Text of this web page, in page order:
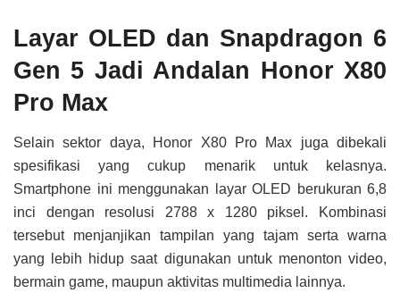
Layar OLED dan Snapdragon 6
Gen 5 Jadi Andalan Honor X80
Pro Max
Selain sektor daya, Honor X80 Pro Max juga dibekali
spesifikasi yang cukup menarik untuk kelasnya.
Smartphone ini menggunakan layar OLED berukuran 6,8
inci dengan resolusi 2788 x 1280 piksel. Kombinasi
tersebut menjanjikan tampilan yang tajam serta warna
yang lebih hidup saat digunakan untuk menonton video,
bermain game, maupun aktivitas multimedia lainnya.